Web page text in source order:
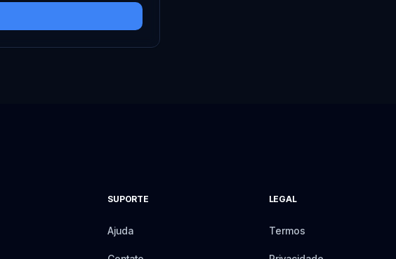
SUPORTE
Ajuda
LEGAL
Termos